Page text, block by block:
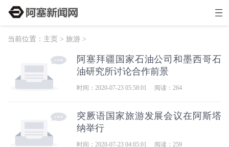
当前位置： 主页 > 旅游 >
阿塞拜疆国家石油公司和墨西哥石
油研究所讨论合作前景
时间：2020-07-23 05:58:01 阅读：264
突厥语国家旅游发展会议在阿斯塔
纳举行
时间：2020-07-23 04:05:01 阅读：259